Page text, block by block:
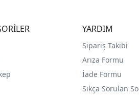
YARDIM
Sipariş Takibi
Arıza Formu
İade Formu
Sıkça Sorulan